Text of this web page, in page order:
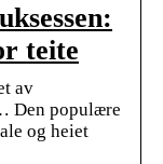
teite
av
Den populære
og heiet